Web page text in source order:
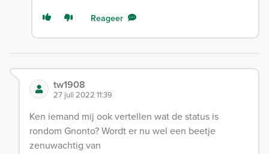
Reageer
tw1908
27 juli 2022 11:39
Ken iemand mij ook vertellen wat de status is
rondom Gnonto? Wordt er nu wel een beetje
zenuwachtig van